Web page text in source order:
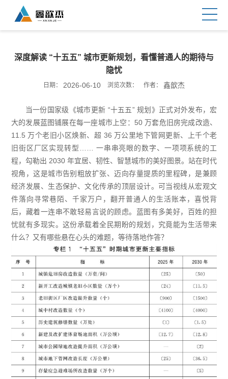
深度解读 “十五五” 城市更新规划，看懂普通人的期待与
隐忧
日期： 2026-06-10 浏览次数： 作者： 鑫歆杰
当一份国家级《城市更新 “十五五” 规划》正式对外发布，宏
大的发展蓝图铺展在每一座城市上空：50 万套危旧房完成改造、
11.5 万个老旧小区焕新、超 36 万公里地下管网更新、上千个老
旧街区厂区实现转型…… 一串串亮眼的数字、一项项系统的工
程，勾勒出 2030 年宜居、韧性、智慧城市的美好图景。站在时代
视角，这是城市告别粗放扩张、迈向存量提质的里程碑，是兼顾
经济发展、生态保护、文化传承的顶层设计。可当视线从宏观文
件落向寻常巷陌、千家万户，翻开普通人的生活账本，喜悦背
后，藏着一连串不敢轻易言说的顾虑。蓝图有多美好，百姓的担
忧就有多现实。这份承载着全民期盼的规划，究竟能为生活带来
什么？又有哪些悬在心头的难题，等待落地作答？